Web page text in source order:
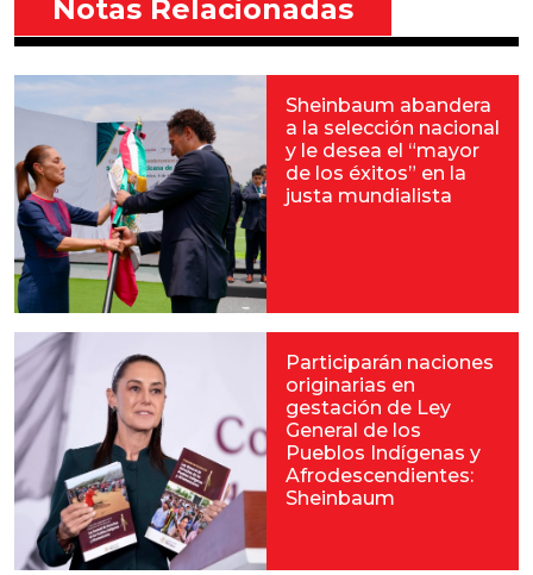
Notas Relacionadas
Sheinbaum abandera
a la selección nacional
y le desea el “mayor
de los éxitos” en la
justa mundialista
Participarán naciones
originarias en
gestación de Ley
General de los
Pueblos Indígenas y
Afrodescendientes:
Sheinbaum